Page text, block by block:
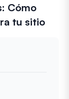
Cómo
tu sitio